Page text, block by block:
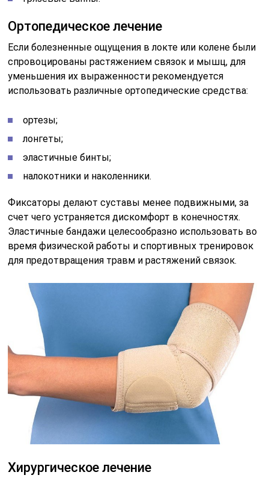
Ортопедическое лечение
Если болезненные ощущения в локте или колене были
спровоцированы растяжением связок и мышц, для
уменьшения их выраженности рекомендуется
использовать различные ортопедические средства:
ортезы;
лонгеты;
эластичные бинты;
налокотники и наколенники.
Фиксаторы делают суставы менее подвижными, за
счет чего устраняется дискомфорт в конечностях.
Эластичные бандажи целесообразно использовать во
время физической работы и спортивных тренировок
для предотвращения травм и растяжений связок.
Хирургическое лечение